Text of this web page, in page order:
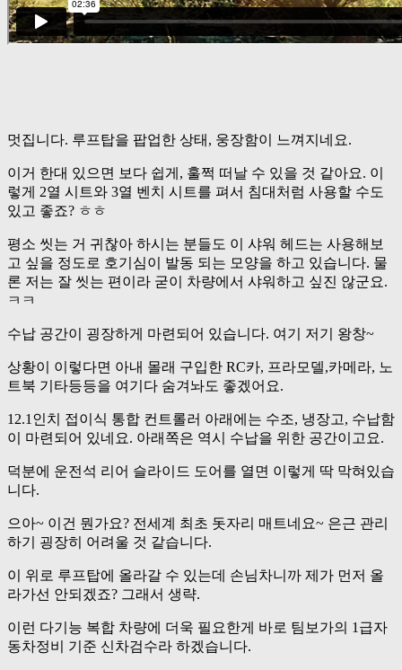
멋집니다. 루프탑을 팝업한 상태, 웅장함이 느껴지네요.
이거 한대 있으면 보다 쉽게, 훌쩍 떠날 수 있을 것 같아요. 이
렇게 2열 시트와 3열 벤치 시트를 펴서 침대처럼 사용할 수도
있고 좋죠? ㅎㅎ
평소 씻는 거 귀찮아 하시는 분들도 이 샤워 헤드는 사용해보
고 싶을 정도로 호기심이 발동 되는 모양을 하고 있습니다. 물
론 저는 잘 씻는 편이라 굳이 차량에서 샤워하고 싶진 않군요.
ㅋㅋ
수납 공간이 굉장하게 마련되어 있습니다. 여기 저기 왕창~
상황이 이렇다면 아내 몰래 구입한 RC카, 프라모델,카메라, 노
트북 기타등등을 여기다 숨겨놔도 좋겠어요.
12.1인치 접이식 통합 컨트롤러 아래에는 수조, 냉장고, 수납함
이 마련되어 있네요. 아래쪽은 역시 수납을 위한 공간이고요.
덕분에 운전석 리어 슬라이드 도어를 열면 이렇게 딱 막혀있습
니다.
으아~ 이건 뭔가요? 전세계 최초 돗자리 매트네요~ 은근 관리
하기 굉장히 어려울 것 같습니다.
이 위로 루프탑에 올라갈 수 있는데 손님차니까 제가 먼저 올
라가선 안되겠죠? 그래서 생략.
이런 다기능 복합 차량에 더욱 필요한게 바로 팀보가의 1급자
동차정비 기준 신차검수라 하겠습니다.